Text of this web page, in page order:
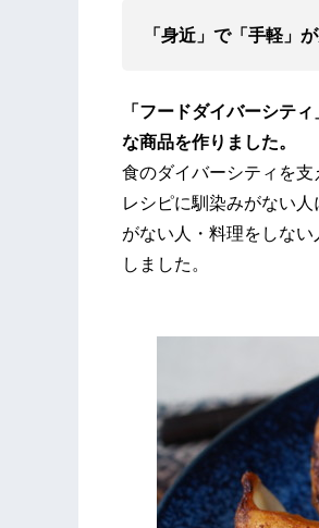
「身近」で「手軽」
「フードダイバーシテ
な商品を作りました。
食のダイバーシティを
レシピに馴染みがない
がない人・料理をしな
しました。